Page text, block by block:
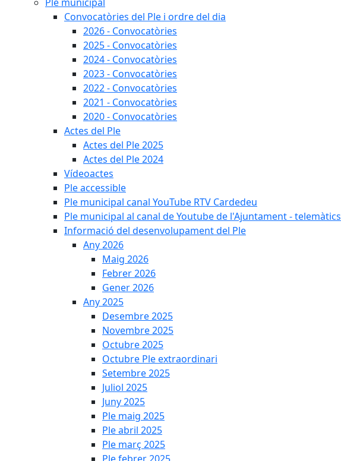
Convocatòries del Ple i ordre del dia
2026 - Convocatòries
2025 - Convocatòries
2024 - Convocatòries
2023 - Convocatòries
2022 - Convocatòries
2021 - Convocatòries
2020 - Convocatòries
Actes del Ple
Actes del Ple 2025
Actes del Ple 2024
Vídeoactes
Ple accessible
Ple municipal canal YouTube RTV Cardedeu
Ple municipal al canal de Youtube de l'Ajuntament - telemàtics
Informació del desenvolupament del Ple
Any 2026
Maig 2026
Febrer 2026
Gener 2026
Any 2025
Desembre 2025
Novembre 2025
Octubre 2025
Octubre Ple extraordinari
Setembre 2025
Juliol 2025
Juny 2025
Ple maig 2025
Ple abril 2025
Ple març 2025